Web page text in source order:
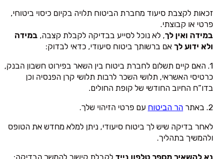
זכאות לקצבת סיעוד מחברת הביטוח תלויה בקיום כיסוי ביטוחי,
פרטי או קבוצתי.
במידה ואין לך, לא נוכל לסייע בבדיקה לקבלת קצבה, במידה
ולא ידוע לך אם ברשותך ביטוח סיעודי, כדאי לבדוק:
1. האם קיים תשלום לחברת ביטוח בין השאר בפירוט חשבון הבנק,
כרטיסי האשראי, תלושי השכר לרבות תלושי קרן הפנסיה וכן
בדו”ח החיוב החודשי של קופת החולים.
2. באתר
הר הביטוח עם פרטי הזיהוי שלך.
לאחר בדיקה שיש לך ביטוח סיעודי, ניתן למלא מחדש את הטופס
ולהמשיך בתהליך.
נא להשאיר מספר טלפון נייד לקבלת קישור להמשך הבדיקה: